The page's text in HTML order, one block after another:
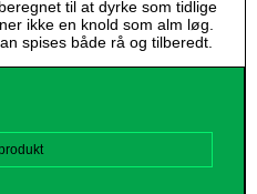
til at dyrke som tidlige
ikke en knold som alm løg.
spises både rå og tilberedt.